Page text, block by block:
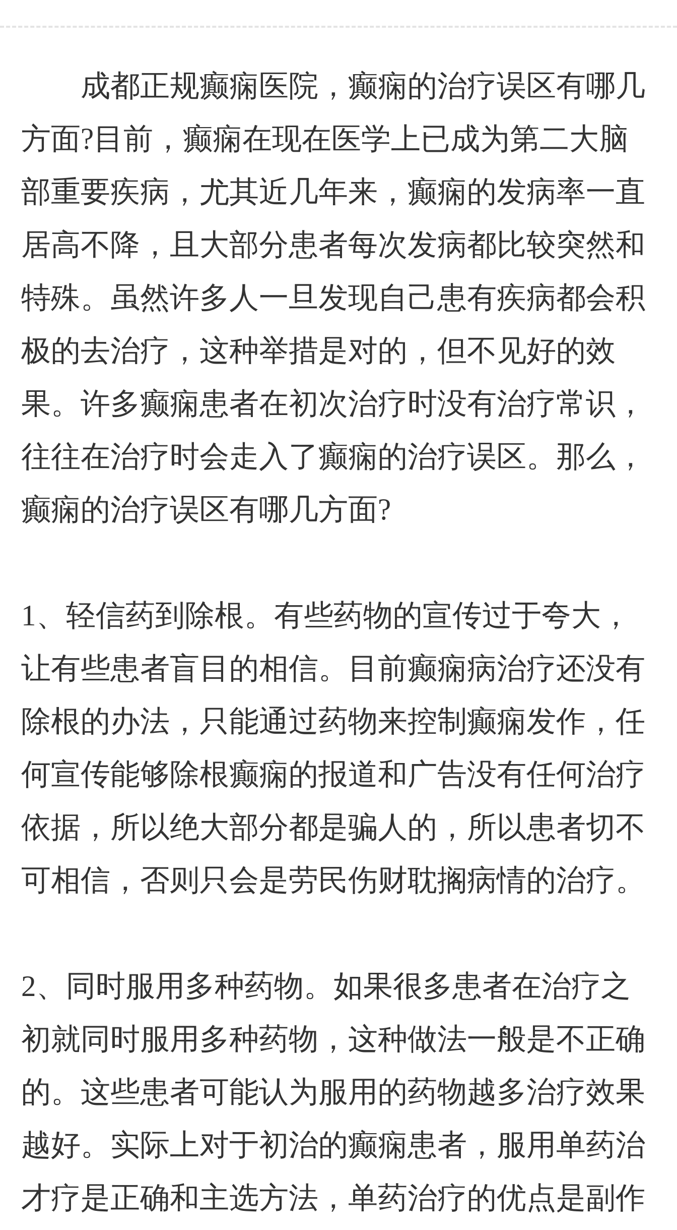
成都正规癫痫医院，癫痫的治疗误区有哪几
方面?目前，癫痫在现在医学上已成为第二大脑
部重要疾病，尤其近几年来，癫痫的发病率一直
居高不降，且大部分患者每次发病都比较突然和
特殊。虽然许多人一旦发现自己患有疾病都会积
极的去治疗，这种举措是对的，但不见好的效
果。许多癫痫患者在初次治疗时没有治疗常识，
往往在治疗时会走入了癫痫的治疗误区。那么，
癫痫的治疗误区有哪几方面?
1、轻信药到除根。有些药物的宣传过于夸大，
让有些患者盲目的相信。目前癫痫病治疗还没有
除根的办法，只能通过药物来控制癫痫发作，任
何宣传能够除根癫痫的报道和广告没有任何治疗
依据，所以绝大部分都是骗人的，所以患者切不
可相信，否则只会是劳民伤财耽搁病情的治疗。
2、同时服用多种药物。如果很多患者在治疗之
初就同时服用多种药物，这种做法一般是不正确
的。这些患者可能认为服用的药物越多治疗效果
越好。实际上对于初治的癫痫患者，服用单药治
才疗是正确和主选方法，单药治疗的优点是副作